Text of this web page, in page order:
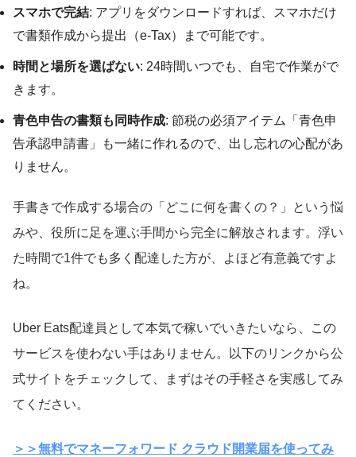
スマホで完結: アプリをダウンロードすれば、スマホだけ
で書類作成から提出（e-Tax）まで可能です。
時間と場所を選ばない: 24時間いつでも、自宅で作業がで
きます。
青色申告の書類も同時作成: 節税の必須アイテム「青色申
告承認申請書」も一緒に作れるので、出し忘れの心配があ
りません。
手書きで作成する場合の「どこに何を書くの？」という悩
みや、役所に足を運ぶ手間から完全に解放されます。浮い
た時間で1件でも多く配達した方が、よほど有意義ですよ
ね。
Uber Eats配達員として本気で稼いでいきたいなら、この
サービスを使わない手はありません。以下のリンクから公
式サイトをチェックして、まずはその手軽さを実感してみ
てください。
＞＞無料でマネーフォワード クラウド開業届を使ってみ